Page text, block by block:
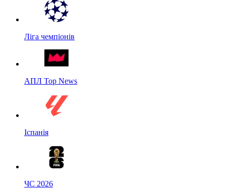
Ліга чемпіонів
АПЛ Top News
Іспанія
ЧС 2026